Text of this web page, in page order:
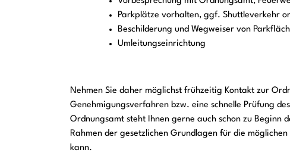
Parkplätze vorhalten, ggf. Shuttleverkehr
Beschilderung und Wegweiser von
Umleitungseinrichtung
Nehmen Sie daher möglichst frühzeitig Kontakt zur
Genehmigungsverfahren bzw. eine schnelle Prüfung
Ordnungsamt steht Ihnen gerne auch schon zu Beginn
Rahmen der gesetzlichen Grundlagen für die
kann.